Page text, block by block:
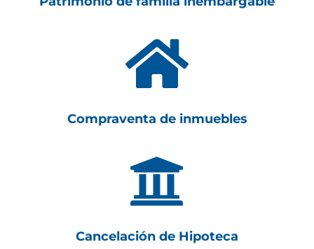

Compraventa de inmuebles

Cancelación de Hipoteca